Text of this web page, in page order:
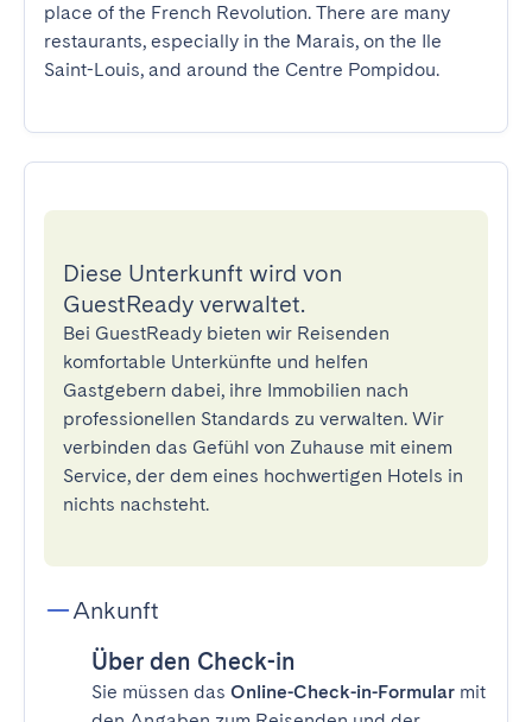
place of the French Revolution. There are many
restaurants, especially in the Marais, on the Ile
Saint-Louis, and around the Centre Pompidou.
Diese Unterkunft wird von
GuestReady verwaltet.
Bei GuestReady bieten wir Reisenden
komfortable Unterkünfte und helfen
Gastgebern dabei, ihre Immobilien nach
professionellen Standards zu verwalten. Wir
verbinden das Gefühl von Zuhause mit einem
Service, der dem eines hochwertigen Hotels in
nichts nachsteht.
Ankunft
Über den Check-in
Sie müssen das Online-Check-in-Formular mit